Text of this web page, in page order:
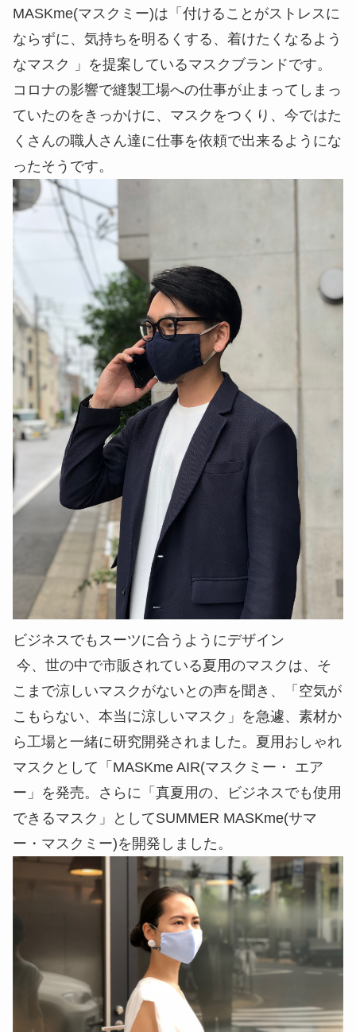
MASKme(マスクミー)は「付けることがストレスに
ならずに、気持ちを明るくする、着けたくなるよう
なマスク 」を提案しているマスクブランドです。
コロナの影響で縫製工場への仕事が止まってしまっ
ていたのをきっかけに、マスクをつくり、今ではた
くさんの職人さん達に仕事を依頼で出来るようにな
ったそうです。
ビジネスでもスーツに合うようにデザイン
今、世の中で市販されている夏用のマスクは、そ
こまで涼しいマスクがないとの声を聞き、「空気が
こもらない、本当に涼しいマスク」を急遽、素材か
ら工場と一緒に研究開発されました。夏用おしゃれ
マスクとして「MASKme AIR(マスクミー・ エア
ー」を発売。さらに「真夏用の、ビジネスでも使用
できるマスク」としてSUMMER MASKme(サマ
ー・マスクミー)を開発しました。